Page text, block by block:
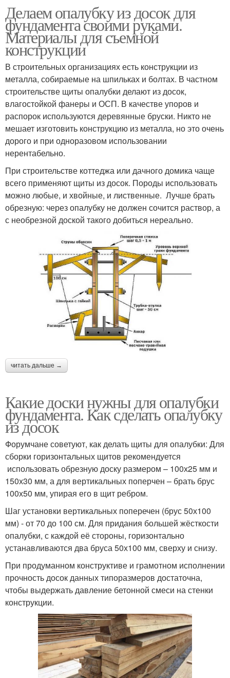
Делаем опалубку из досок для
фундамента своими руками.
Материалы для съемной
конструкции
В строительных организациях есть конструкции из
металла, собираемые на шпильках и болтах. В частном
строительстве щиты опалубки делают из досок,
влагостойкой фанеры и ОСП. В качестве упоров и
распорок используются деревянные бруски. Никто не
мешает изготовить конструкцию из металла, но это очень
дорого и при одноразовом использовании
нерентабельно.
При строительстве коттеджа или дачного домика чаще
всего применяют щиты из досок. Породы использовать
можно любые, и хвойные, и лиственные. Лучше брать
обрезную: через опалубку не должен сочится раствор, а
с необрезной доской такого добиться нереально.
читать дальше →
Какие доски нужны для опалубки
фундамента. Как сделать опалубку
из досок
Форумчане советуют, как делать щиты для опалубки: Для
сборки горизонтальных щитов рекомендуется
использовать обрезную доску размером – 100х25 мм и
150х30 мм, а для вертикальных поперчен – брать брус
100х50 мм, упирая его в щит ребром.
Шаг установки вертикальных поперечен (брус 50х100
мм) - от 70 до 100 см. Для придания большей жёсткости
опалубки, с каждой её стороны, горизонтально
устанавливаются два бруса 50х100 мм, сверху и снизу.
При продуманном конструктиве и грамотном исполнении
прочность досок данных типоразмеров достаточна,
чтобы выдержать давление бетонной смеси на стенки
конструкции.